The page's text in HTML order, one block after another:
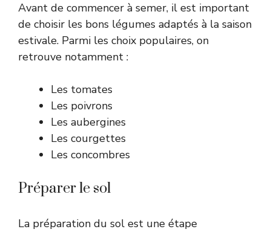
Avant de commencer à semer, il est important
de choisir les bons légumes adaptés à la saison
estivale. Parmi les choix populaires, on
retrouve notamment :
Les tomates
Les poivrons
Les aubergines
Les courgettes
Les concombres
Préparer le sol
La préparation du sol est une étape